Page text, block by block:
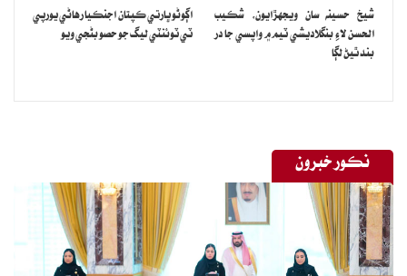
شيخ حسينه سان ويجهڙايون، شڪيب
الحسن لاءِ بنگلاديشي ٽيم ۾ واپسي جا در
بند ٿيڻ لڳا
اڳوڻو ڀارتي ڪپتان اجنڪيا رهاڻي يورپي
ٽي ٽوئنٽي ليگ جو حصو بڻجي ويو
نڪور خبرون